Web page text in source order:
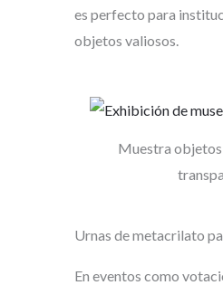
es perfecto para
objetos valiosos.
Muestra
Urnas de metacrilato
En eventos como